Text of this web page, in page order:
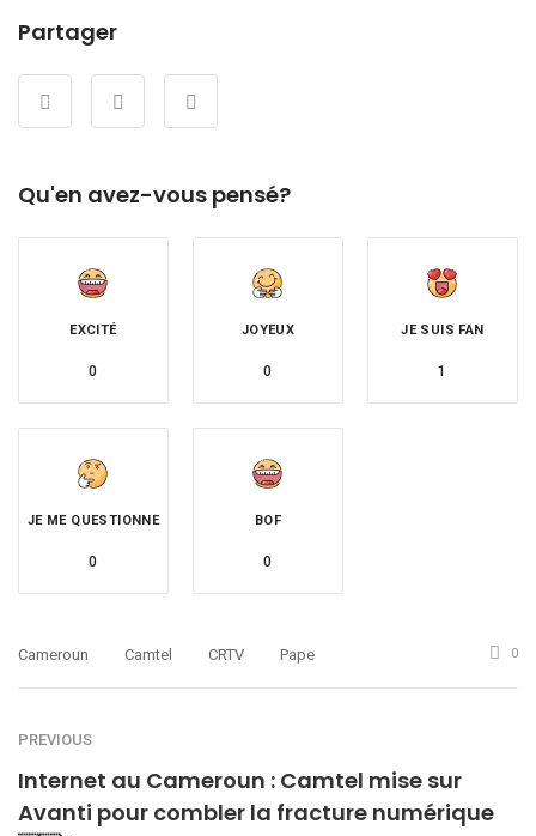
Partager
Qu'en avez-vous pensé?
EXCITÉ
0
JOYEUX
0
JE SUIS FAN
1
JE ME QUESTIONNE
0
BOF
0
Cameroun Camtel CRTV Pape 0
PREVIOUS
Internet au Cameroun : Camtel mise sur
Avanti pour combler la fracture numérique